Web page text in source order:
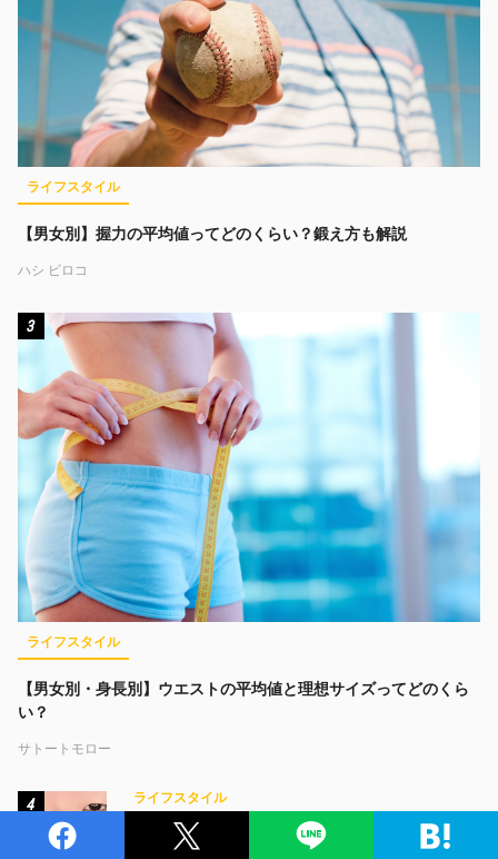
ライフスタイル
【男女別】握力の平均値ってどのくらい？鍛え方も解説
ハシ ビロコ
3
ライフスタイル
【男女別・身長別】ウエストの平均値と理想サイズってどのくら
い？
サトートモロー
4 ライフスタイル
17タイプ診断の“正解メイク”で「一重は無理」な